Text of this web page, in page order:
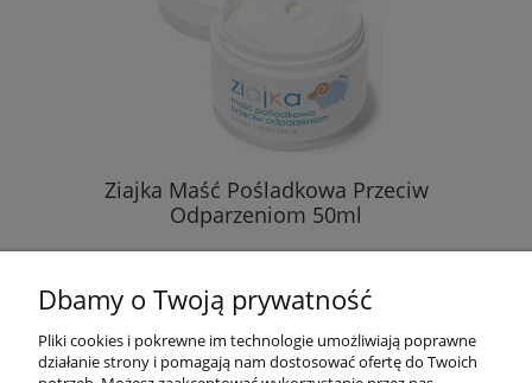
Ziajka Maść Pośladkowa Przeciw
Odparzeniom 50ml
9,99 zł
( 1 l = 199,80 zł )
Dbamy o Twoją prywatność
Pliki cookies i pokrewne im technologie umożliwiają poprawne
działanie strony i pomagają nam dostosować ofertę do Twoich